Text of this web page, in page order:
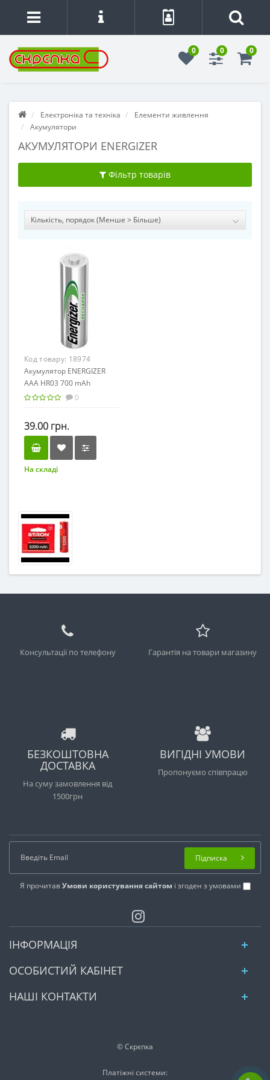
0 0 0
Електроніка та техніка
Елементи живлення
Акумулятори
АКУМУЛЯТОРИ ENERGIZER
Фільтр товарів
Код товару: 18974
Акумулятор ENERGIZER
AAA HR03 700 mAh
0
39.00 грн.
На складі
Консультації по телефону Гарантія на товари магазину
БЕЗКОШТОВНА
ДОСТАВКА
На суму замовлення від
1500грн
ВИГІДНІ УМОВИ
Пропонуємо співпрацю
Я прочитавУмови користування сайтомі згоден з умовами
Підписка
ІНФОРМАЦІЯ
ОСОБИСТИЙ КАБІНЕТ
НАШІ КОНТАКТИ
© Скрєпка
Платіжні системи: